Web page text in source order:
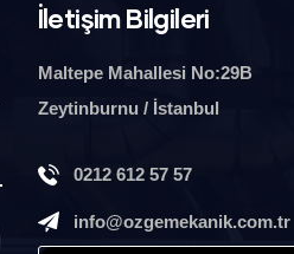
İletişim Bilgileri
Maltepe Mahallesi No:29B
Zeytinburnu / İstanbul
0212 612 57 57
info@ozgemekanik.com.tr